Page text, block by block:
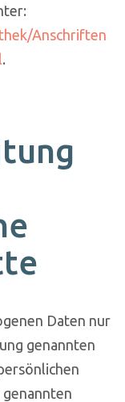
Anschriften
.
Daten nur
genannten
genannten